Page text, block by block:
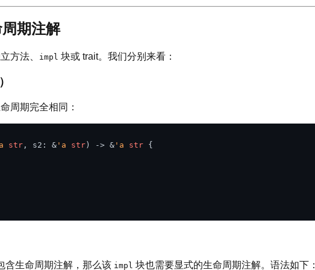
期注解
方法、 impl 块或 trait。我们分别来看：
周期完全相同：
str , s2: & 'a str ) -> & 'a str {
含生命周期注解，那么该 impl 块也需要显式的生命周期注解。语法如下：